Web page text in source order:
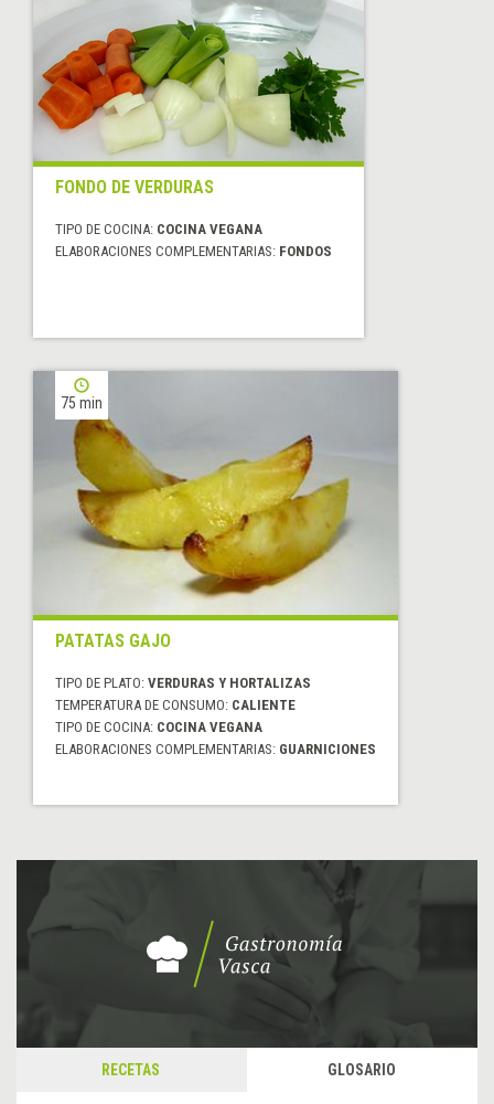
FONDO DE VERDURAS
TIPO DE COCINA: COCINA VEGANA
ELABORACIONES COMPLEMENTARIAS: FONDOS
75 min
PATATAS GAJO
TIPO DE PLATO: VERDURAS Y HORTALIZAS
TEMPERATURA DE CONSUMO: CALIENTE
TIPO DE COCINA: COCINA VEGANA
ELABORACIONES COMPLEMENTARIAS: GUARNICIONES
RECETAS GLOSARIO